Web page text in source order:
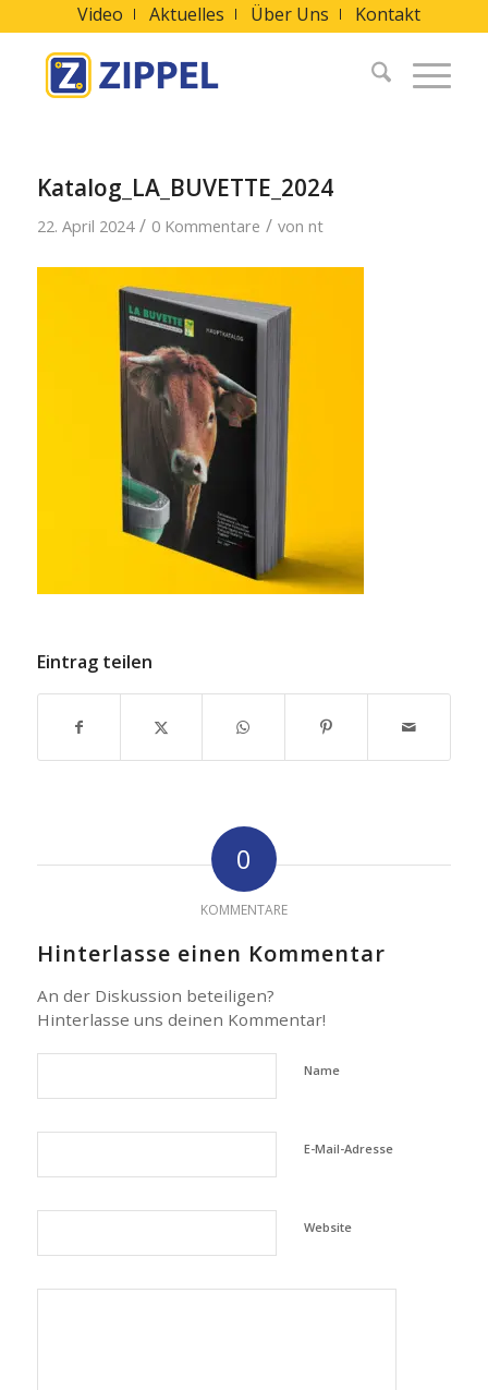
Video Aktuelles Über Uns Kontakt
Katalog_LA_BUVETTE_2024
22. April 2024 / 0 Kommentare / von nt
Eintrag teilen
0
KOMMENTARE
Hinterlasse einen Kommentar
An der Diskussion beteiligen?
Hinterlasse uns deinen Kommentar!
Name
E-Mail-Adresse
Website